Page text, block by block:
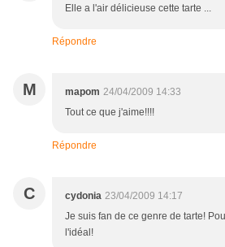
Elle a l'air délicieuse cette tarte ...
Répondre
M mapom 24/04/2009 14:33
Tout ce que j'aime!!!!
Répondre
C cydonia 23/04/2009 14:17
Je suis fan de ce genre de tarte!
l'idéal!